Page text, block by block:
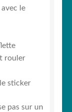
le
rouler
sticker
pas sur un